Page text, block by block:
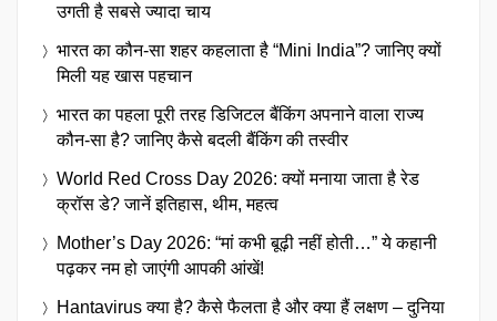
उगती है सबसे ज्यादा चाय
भारत का कौन-सा शहर कहलाता है “Mini India”? जानिए क्यों
मिली यह खास पहचान
भारत का पहला पूरी तरह डिजिटल बैंकिंग अपनाने वाला राज्य
कौन-सा है? जानिए कैसे बदली बैंकिंग की तस्वीर
World Red Cross Day 2026: क्यों मनाया जाता है रेड
क्रॉस डे? जानें इतिहास, थीम, महत्व
Mother’s Day 2026: “मां कभी बूढ़ी नहीं होती…” ये कहानी
पढ़कर नम हो जाएंगी आपकी आंखें!
Hantavirus क्या है? कैसे फैलता है और क्या हैं लक्षण – दुनिया